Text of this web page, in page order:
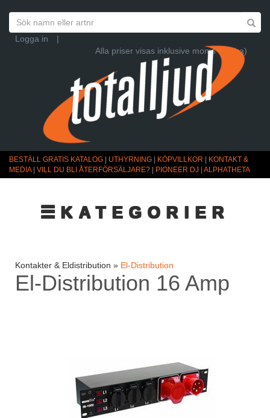
Logga in
|
Alla priser visas inklusive moms (Ändra)
BESTÄLL GRATIS KATALOG UTHYRNING KÖPVILLKOR
KONTAKT &
MEDIA| VILL DU BLI ÅTERFÖRSÄLJARE? PIONEER DJ | ALPHATHETA
☰KATEGORIER
Kontakter & Eldistribution » El-Distribution
El-Distribution 16 Amp